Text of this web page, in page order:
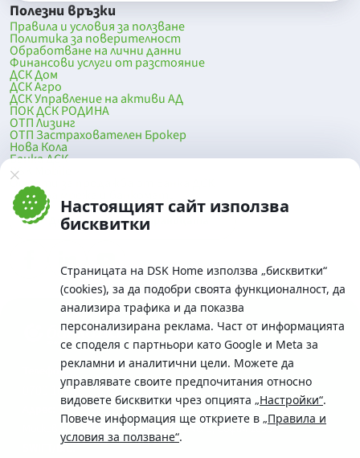
Настоящият сайт използва
бисквитки
Страницата на DSK Home използва „бисквитки“
(cookies), за да подобри своята функционалност, да
анализира трафика и да показва
персонализирана реклама. Част от информацията
се споделя с партньори като Google и Meta за
рекламни и аналитични цели. Можете да
управлявате своите предпочитания относно
видовете бисквитки чрез опцията „Настройки“.
Повече информация ще откриете в „Правила и
условия за ползване“.
Полезни връзки
Правила и условия за ползване
Политика за поверителност
Обработване на лични данни
Финансови услуги от разстояние
ДСК Дом
ДСК Агро
ДСК Управление на активи АД
ПОК ДСК РОДИНА
ОТП Лизинг
ОТП Застрахователен Брокер
Нова Кола
Банка ДСК
DSK Mobile
Оферти за продажба от Банка ДСК
Клонова мрежа и банкомати
До началото на страницата
Телефон:
0700 10 375 / *2375
Московска No.19 / ул. Г. Бенковски No. 5, София 1036
SWIFT/BIC: